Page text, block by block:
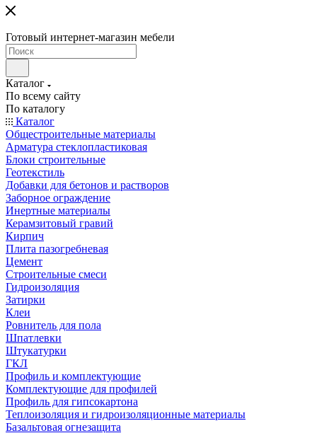
Готовый интернет-магазин мебели
Каталог
По всему сайту
По каталогу
Каталог
Общестроительные материалы
Арматура стеклопластиковая
Блоки строительные
Геотекстиль
Добавки для бетонов и растворов
Заборное ограждение
Инертные материалы
Керамзитовый гравий
Кирпич
Плита пазогребневая
Цемент
Строительные смеси
Гидроизоляция
Затирки
Клеи
Ровнитель для пола
Шпатлевки
Штукатурки
ГКЛ
Профиль и комплектующие
Комплектующие для профилей
Профиль для гипсокартона
Теплоизоляция и гидроизоляционные материалы
Базальтовая огнезащита